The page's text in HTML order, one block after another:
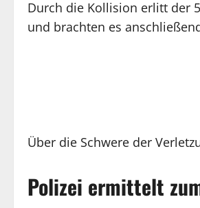
Durch die Kollision erlitt der
und brachten es
Über die Schwere der
Polizei ermittelt